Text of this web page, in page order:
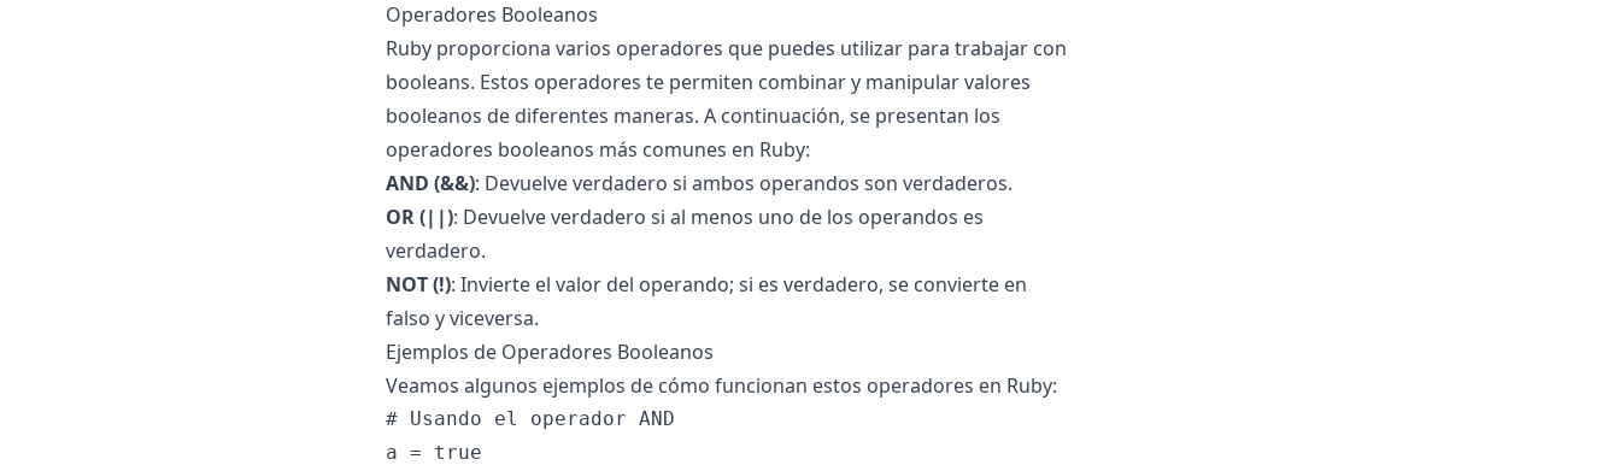
Operadores Booleanos
Ruby proporciona varios operadores que puedes utilizar para trabajar con
booleans. Estos operadores te permiten combinar y manipular valores
booleanos de diferentes maneras. A continuación, se presentan los
operadores booleanos más comunes en Ruby:
AND (&&): Devuelve verdadero si ambos operandos son verdaderos.
OR (||): Devuelve verdadero si al menos uno de los operandos es
verdadero.
NOT (!): Invierte el valor del operando; si es verdadero, se convierte en
falso y viceversa.
Ejemplos de Operadores Booleanos
Veamos algunos ejemplos de cómo funcionan estos operadores en Ruby:
# Usando el operador AND
a = true